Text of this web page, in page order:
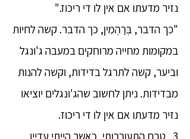
נזיר מדעתו אם אין לו די ריכוז."
"כך הדבר, בְּרַהְמִין, כך הדבר. קשה לחיות
במקומות מחייה מרוחקים במעבה ג'ונגל
וביער, קשה לתרגל בדידות, וקשה להנות
מבדידות. ניתן לחשוב שהג'ונגלים יוציאו
נזיר מדעתו אם אין לו די ריכוז.
3. טרם התעוררותי, כאשר הייתי עדיין